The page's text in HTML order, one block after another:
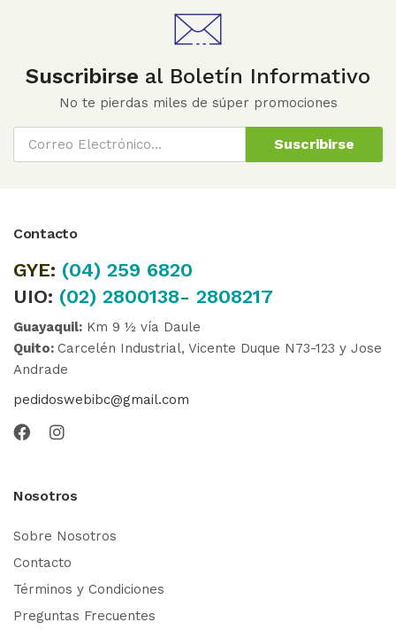
Suscribirse al Boletín Informativo
No te pierdas miles de súper promociones
Suscribirse
Contacto
GYE: (04) 259 6820
UIO: (02) 2800138- 2808217
Guayaquil: Km 9 ½ vía Daule
Quito: Carcelén Industrial, Vicente Duque N73-123 y Jose
Andrade
pedidoswebibc@gmail.com
Nosotros
Sobre Nosotros
Contacto
Términos y Condiciones
Preguntas Frecuentes